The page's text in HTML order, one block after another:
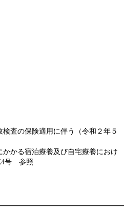
査の保険適用に伴う（令和２年５
かる宿泊療養及び自宅療養におけ
4号 参照